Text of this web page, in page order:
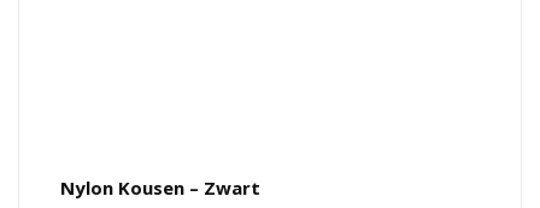
Nylon Kousen – Zwart